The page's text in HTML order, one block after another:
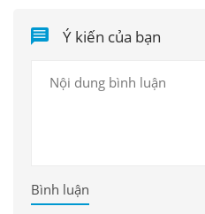
Ý kiến của bạn
Bình luận